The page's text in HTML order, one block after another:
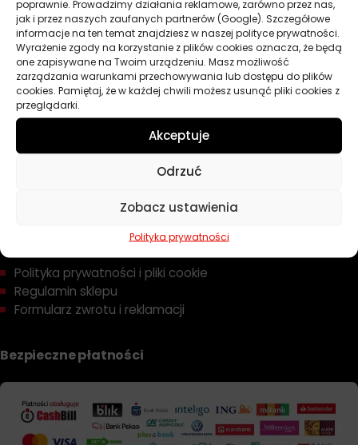
poprawnie. Prowadzimy działania reklamowe, zarówno przez nas,
jak i przez naszych zaufanych partnerów (Google). Szczegółowe
informacje na ten temat znajdziesz w naszej polityce prywatności.
Wyrażenie zgody na korzystanie z plików cookies oznacza, że będą
one zapisywane na Twoim urządzeniu. Masz możliwość
zarządzania warunkami przechowywania lub dostępu do plików
cookies. Pamiętaj, że w każdej chwili możesz usunąć pliki cookies z
przeglądarki.
Akceptuje
Odrzuć
Zobacz ustawienia
Polityka prywatności
Kosmetyki
Akcesoria
Żarówki
Zapachy
Poradniki
Dobierz olej
Polityka prywatności i pliki cookie
Regulamin sklepu
Formularz zwrotu i reklamacji
Bezpieczne płatności